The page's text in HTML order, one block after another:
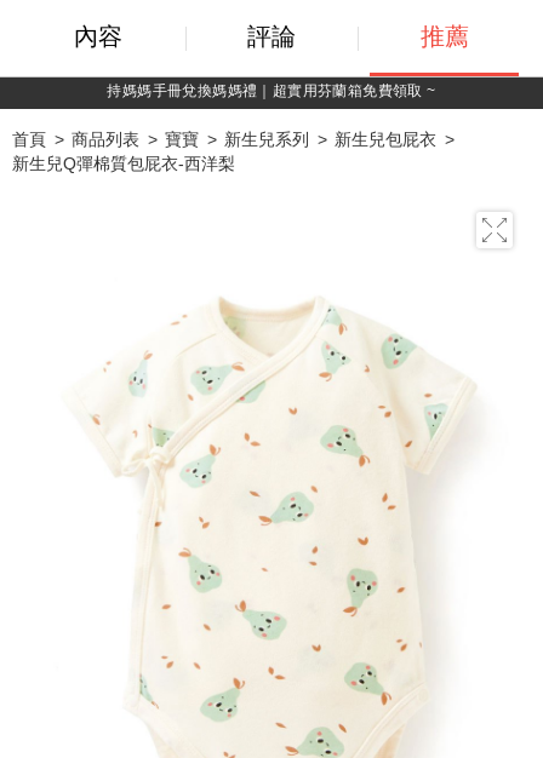
持媽媽手冊兌換媽媽禮｜超實用芬蘭箱免費領取 ~
首頁 商品列表 寶寶 新生兒系列
新生兒包屁衣
新生兒Q彈棉質包屁衣-西洋梨
內容 評論 推薦